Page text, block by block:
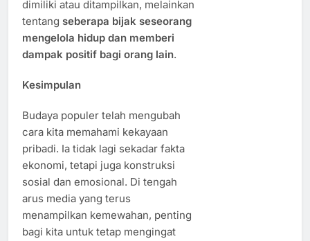
dimiliki atau ditampilkan, melainkan
tentang seberapa bijak seseorang
mengelola hidup dan memberi
dampak positif bagi orang lain.
Kesimpulan
Budaya populer telah mengubah
cara kita memahami kekayaan
pribadi. Ia tidak lagi sekadar fakta
ekonomi, tetapi juga konstruksi
sosial dan emosional. Di tengah
arus media yang terus
menampilkan kemewahan, penting
bagi kita untuk tetap mengingat